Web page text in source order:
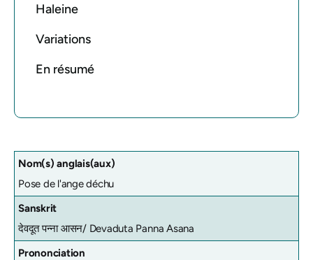
Haleine
Variations
En résumé
Nom(s) anglais(aux)
Pose de l'ange déchu
Sanskrit
देवदूत पन्ना आसन/ Devaduta Panna Asana
Prononciation